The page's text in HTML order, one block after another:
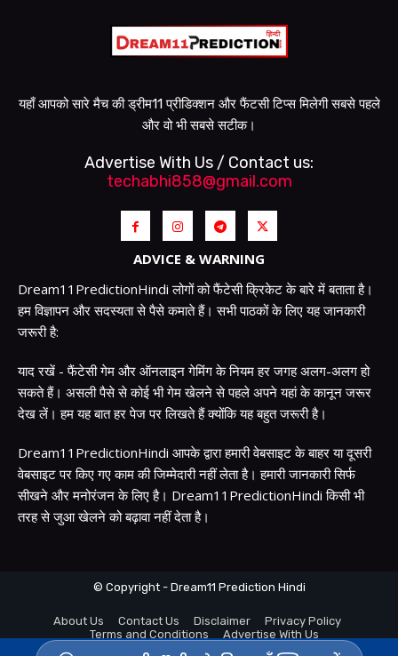
यहाँ आपको सारे मैच की ड्रीम11 प्रीडिक्शन और फैंटसी टिप्स मिलेगी सबसे पहले
और वो भी सबसे सटीक।
Advertise With Us / Contact us:
techabhi858@gmail.com
ADVICE & WARNING
Dream11PredictionHindi लोगों को फैंटेसी क्रिकेट के बारे में बताता है।
हम विज्ञापन और सदस्यता से पैसे कमाते हैं। सभी पाठकों के लिए यह जानकारी
जरूरी है:
याद रखें - फैंटेसी गेम और ऑनलाइन गेमिंग के नियम हर जगह अलग-अलग हो
सकते हैं। असली पैसे से कोई भी गेम खेलने से पहले अपने यहां के कानून जरूर
देख लें। हम यह बात हर पेज पर लिखते हैं क्योंकि यह बहुत जरूरी है।
Dream11PredictionHindi आपके द्वारा हमारी वेबसाइट के बाहर या दूसरी
वेबसाइट पर किए गए काम की जिम्मेदारी नहीं लेता है। हमारी जानकारी सिर्फ
सीखने और मनोरंजन के लिए है। Dream11PredictionHindi किसी भी
तरह से जुआ खेलने को बढ़ावा नहीं देता है।
© Copyright - Dream11 Prediction Hindi
About Us Contact Us Disclaimer
Privacy Policy
Terms and Conditions
Advertise With Us